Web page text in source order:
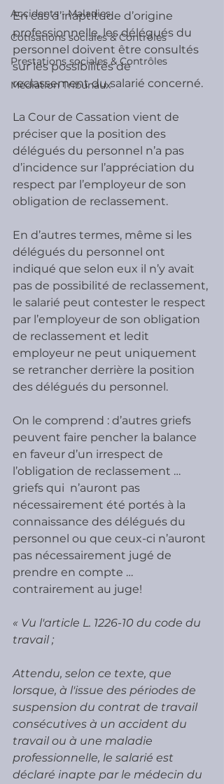
Accidents - Maladies
Cotisations sociales & Contrôles
Prestations sociales & Contrôles
Médiation Tribunaux
En cas d’inaptitude d’origine
professionnelle, les délégués du
personnel doivent être consultés
sur les possibilités de
reclassement du salarié concerné.
La Cour de Cassation vient de
préciser que la position des
délégués du personnel n’a pas
d’incidence sur l’appréciation du
respect par l’employeur de son
obligation de reclassement.
En d’autres termes, même si les
délégués du personnel ont
indiqué que selon eux il n’y avait
pas de possibilité de reclassement,
le salarié peut contester le respect
par l’employeur de son obligation
de reclassement et ledit
employeur ne peut uniquement
se retrancher derrière la position
des délégués du personnel.
On le comprend : d’autres griefs
peuvent faire pencher la balance
en faveur d’un irrespect de
l’obligation de reclassement …
griefs qui  n’auront pas
nécessairement été portés à la
connaissance des délégués du
personnel ou que ceux-ci n’auront
pas nécessairement jugé de
prendre en compte …
contrairement au juge!
« Vu l'article L. 1226-10 du code du
travail ;
Attendu, selon ce texte, que
lorsque, à l'issue des périodes de
suspension du contrat de travail
consécutives à un accident du
travail ou à une maladie
professionnelle, le salarié est
déclaré inapte par le médecin du